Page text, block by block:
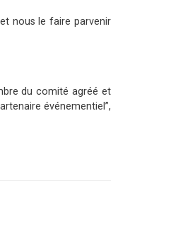
nous le faire parvenir
du comité agréé et
événementiel”,